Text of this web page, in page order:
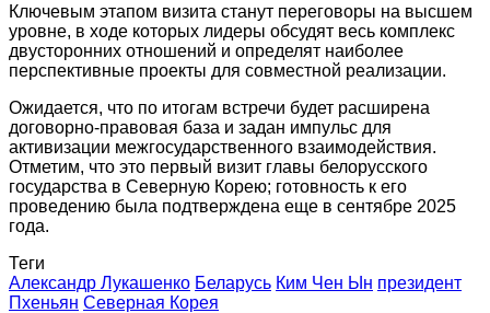
Ключевым этапом визита станут переговоры на высшем
уровне, в ходе которых лидеры обсудят весь комплекс
двусторонних отношений и определят наиболее
перспективные проекты для совместной реализации.
Ожидается, что по итогам встречи будет расширена
договорно-правовая база и задан импульс для
активизации межгосударственного взаимодействия.
Отметим, что это первый визит главы белорусского
государства в Северную Корею; готовность к его
проведению была подтверждена еще в сентябре 2025
года.
Теги
Александр Лукашенко Беларусь Ким Чен Ын президент
Пхеньян Северная Корея